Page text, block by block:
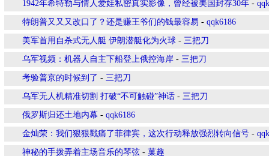
1942年希特勒与情人爱娃私密真实影像，曾经被美国封存30年 -
特朗普又又又改口了？还是赚王爷们的钱最容易 - qqk6186
美军首用自杀式无人艇 伊朗潜艇化为火球 - 三把刀
乌军视频：机器人自主下船登上俄控海岸 - 三把刀
考验普京的时候到了 - 三把刀
乌军无人机精准切割 打破“不可触碰”神话 - 三把刀
俄罗斯归还土地内幕 - qqk6186
金灿荣：我们狠狠戳痛了菲律宾，这次行动释放强烈转向信号 -
神秘的手拨弄着主场音乐的琴弦 - 菓趣